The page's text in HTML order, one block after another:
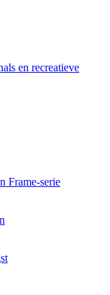
en recreatieve
Frame-serie